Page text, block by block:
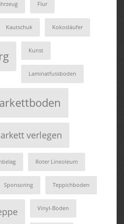
Flur
Kautschuk Kokosläufer
Kunst
Laminatfussboden
verlegen
Roter Lineoleum
Sponsoring Teppichboden
Vinyl-Boden